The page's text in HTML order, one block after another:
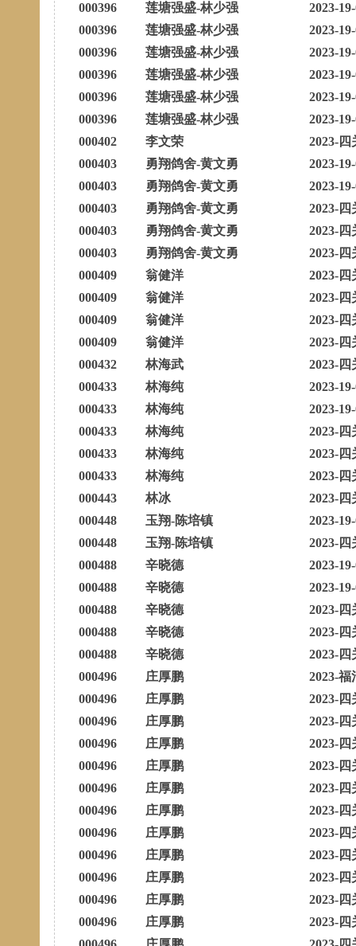
000396
莲塘强盛-林少强
2023-
000396
莲塘强盛-林少强
2023-
000396
莲塘强盛-林少强
2023-
000396
莲塘强盛-林少强
2023-
000396
莲塘强盛-林少强
2023-
000396
莲塘强盛-林少强
2023-
000402
李文荣
2023-四
000403
勇翔鸽舍-黄文勇
2023-
000403
勇翔鸽舍-黄文勇
2023-
000403
勇翔鸽舍-黄文勇
2023-四
000403
勇翔鸽舍-黄文勇
2023-四
000403
勇翔鸽舍-黄文勇
2023-四
000409
翁健洋
2023-四
000409
翁健洋
2023-四
000409
翁健洋
2023-四
000409
翁健洋
2023-四
000432
林海武
2023-四
000433
林海纯
2023-
000433
林海纯
2023-
000433
林海纯
2023-四
000433
林海纯
2023-四
000433
林海纯
2023-四
000443
林冰
2023-四
000448
玉翔-陈培镇
2023-
000448
玉翔-陈培镇
2023-四
000488
辛晓德
2023-
000488
辛晓德
2023-
000488
辛晓德
2023-四
000488
辛晓德
2023-四
000488
辛晓德
2023-四
000496
庄厚鹏
2023-福
000496
庄厚鹏
2023-四
000496
庄厚鹏
2023-四
000496
庄厚鹏
2023-四
000496
庄厚鹏
2023-四
000496
庄厚鹏
2023-四
000496
庄厚鹏
2023-四
000496
庄厚鹏
2023-四
000496
庄厚鹏
2023-四
000496
庄厚鹏
2023-四
000496
庄厚鹏
2023-四
000496
庄厚鹏
2023-四